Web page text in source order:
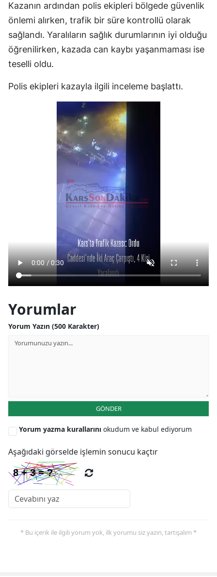
Kazanın ardından polis ekipleri bölgede güvenlik
önlemi alırken, trafik bir süre kontrollü olarak
sağlandı. Yaralıların sağlık durumlarının iyi olduğu
öğrenilirken, kazada can kaybı yaşanmaması ise
teselli oldu.
Polis ekipleri kazayla ilgili inceleme başlattı.
Yorumlar
Yorum Yazın (500 Karakter)
GÖNDER
Yorum yazma kurallarını okudum ve kabul ediyorum
Aşağıdaki görselde işlemin sonucu kaçtır
* Bu içerik ile ilgili yorum yok, ilk yorumu siz yazın, tartışalım *